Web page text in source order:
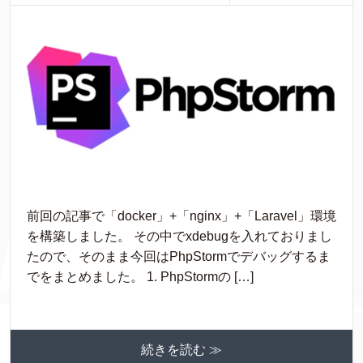
前回の記事で「docker」+「nginx」+「Laravel」環境
を構築しました。 その中でxdebugを入れておりまし
たので、そのまま今回はPhpStormでデバッグするま
でをまとめました。 1. PhpStormの […]
続きを読む ≫